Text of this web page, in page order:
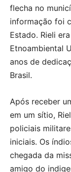
flecha no
informação foi
Estado. Rieli
Etnoambiental
anos de
Brasil.
Após receber
em um sítio,
policiais
iniciais. Os
chegada da
amigo do